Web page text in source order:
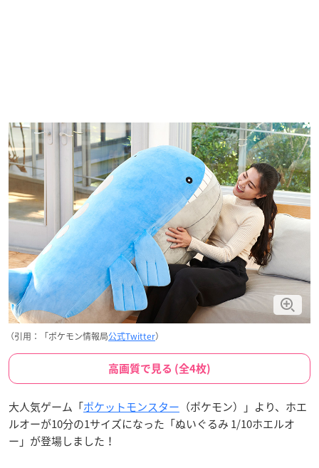
（引用：「ポケモン情報局公式Twitter）
高画質で見る (全4枚)
大人気ゲーム「ポケットモンスター （ポケモン）」より、ホエ
ルオーが10分の1サイズになった「ぬいぐるみ 1/10ホエルオ
ー」が登場しました！